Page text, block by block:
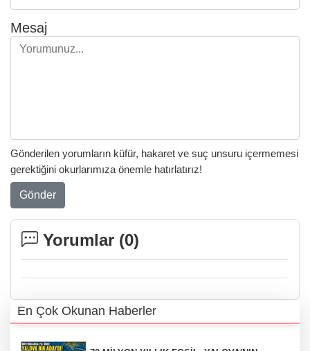
Mesaj
Gönderilen yorumların küfür, hakaret ve suç unsuru içermemesi
gerektiğini okurlarımıza önemle hatırlatırız!
Gönder
Yorumlar (0)
En Çok Okunan Haberler